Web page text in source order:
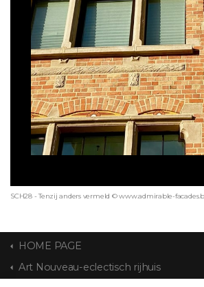
SCH28 - Tenzij anders vermeld © www.admirable-
HOME PAGE
Art Nouveau-eclectisch rijhuis